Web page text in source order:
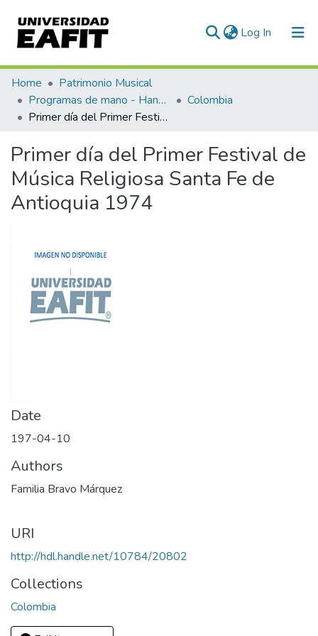
Log In (current)
Communities & Collections
All of DSpace
Home
Patrimonio Musical
Programas de mano - Hand programs
Colombia
Primer día del Primer Festival de Música Religiosa Santa Fe de Antioquia 1974
Primer día del Primer Festival de
Música Religiosa Santa Fe de
Antioquia 1974
Date
197-04-10
Authors
Familia Bravo Márquez
URI
http://hdl.handle.net/10784/20802
Collections
Colombia